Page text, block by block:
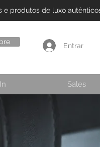
e produtos de luxo
Entrar
Sales